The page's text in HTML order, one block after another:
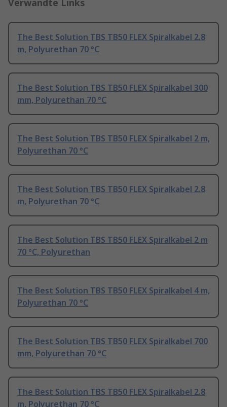
Verwandte Links
The Best Solution TBS TB50 FLEX Spiralkabel 2.8
m, Polyurethan 70 °C
The Best Solution TBS TB50 FLEX Spiralkabel 300
mm, Polyurethan 70 °C
The Best Solution TBS TB50 FLEX Spiralkabel 2 m,
Polyurethan 70 °C
The Best Solution TBS TB50 FLEX Spiralkabel 2.8
m, Polyurethan 70 °C
The Best Solution TBS TB50 FLEX Spiralkabel 2 m
70 °C, Polyurethan
The Best Solution TBS TB50 FLEX Spiralkabel 4 m,
Polyurethan 70 °C
The Best Solution TBS TB50 FLEX Spiralkabel 700
mm, Polyurethan 70 °C
The Best Solution TBS TB50 FLEX Spiralkabel 2.8
m, Polyurethan 70 °C